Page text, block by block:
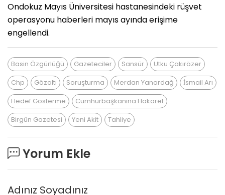
Ondokuz Mayıs Üniversitesi hastanesindeki rüşvet
operasyonu haberleri mayıs ayında erişime
engellendi.
Basin Özgürlüğü Gazeteciler Sansür
Utku Çakırözer
Chp
Gözaltı Soruşturma Merdan Yanardağ
İsmail Arı
Hedef Gösterme
Cumhurbaşkanına Hakaret
Birgün Gazetesi
Yeni Akit Tahliye
Yorum Ekle
Adınız Soyadınız